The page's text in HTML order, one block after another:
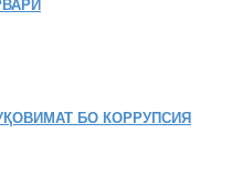
БО КОРРУПСИЯ